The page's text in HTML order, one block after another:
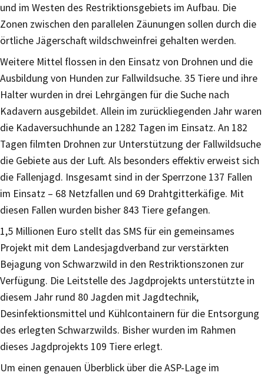
und im Westen des Restriktionsgebiets im Aufbau. Die
Zonen zwischen den parallelen Zäunungen sollen durch die
örtliche Jägerschaft wildschweinfrei gehalten werden.
Weitere Mittel flossen in den Einsatz von Drohnen und die
Ausbildung von Hunden zur Fallwildsuche. 35 Tiere und ihre
Halter wurden in drei Lehrgängen für die Suche nach
Kadavern ausgebildet. Allein im zurückliegenden Jahr waren
die Kadaversuchhunde an 1282 Tagen im Einsatz. An 182
Tagen filmten Drohnen zur Unterstützung der Fallwildsuche
die Gebiete aus der Luft. Als besonders effektiv erweist sich
die Fallenjagd. Insgesamt sind in der Sperrzone 137 Fallen
im Einsatz – 68 Netzfallen und 69 Drahtgitterkäfige. Mit
diesen Fallen wurden bisher 843 Tiere gefangen.
1,5 Millionen Euro stellt das SMS für ein gemeinsames
Projekt mit dem Landesjagdverband zur verstärkten
Bejagung von Schwarzwild in den Restriktionszonen zur
Verfügung. Die Leitstelle des Jagdprojekts unterstützte in
diesem Jahr rund 80 Jagden mit Jagdtechnik,
Desinfektionsmittel und Kühlcontainern für die Entsorgung
des erlegten Schwarzwilds. Bisher wurden im Rahmen
dieses Jagdprojekts 109 Tiere erlegt.
Um einen genauen Überblick über die ASP-Lage im